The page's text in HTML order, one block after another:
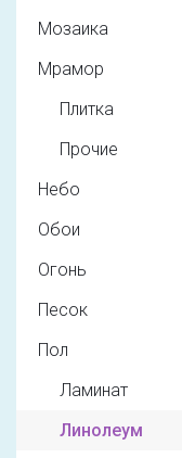
Мозаика
Мрамор
Плитка
Прочие
Небо
Обои
Огонь
Песок
Пол
Ламинат
Линолеум